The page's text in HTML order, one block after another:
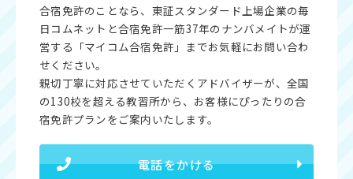
合宿免許のことなら、東証スタンダード上場企業の毎
日コムネットと合宿免許一筋37年のナンバメイトが運
営する「マイコム合宿免許」までお気軽にお問い合わ
せください。
親切丁寧に対応させていただくアドバイザーが、全国
の130校を超える教習所から、お客様にぴったりの合
宿免許プランをご案内いたします。
電話をかける